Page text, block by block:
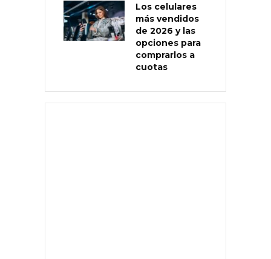
Los celulares
más vendidos
de 2026 y las
opciones para
comprarlos a
cuotas